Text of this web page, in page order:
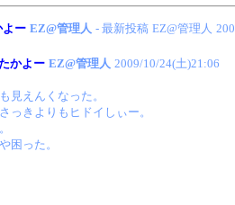
よー EZ@管理人 - 最新投稿 EZ@管理人
かよー EZ@管理人 2009/10/24(土)21:06
見えんくなった。
っきよりもヒドイしぃー。
困った。